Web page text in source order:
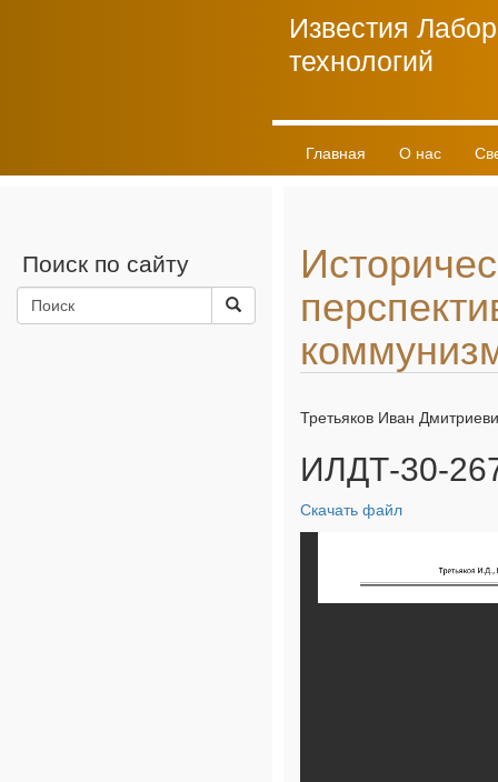
Известия
технологий
Главная О нас
Поиск по сайту
Третьяков Иван
ИЛДТ-30-
Скачать файл